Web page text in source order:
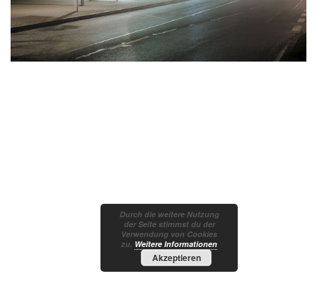
Durch die weitere Nutzung
der Seite stimmst du der
Verwendung von Cookies
zu. Weitere Informationen
Akzeptieren